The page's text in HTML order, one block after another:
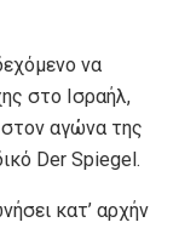
να
στο Ισραήλ,
στον αγώνα της
Der Spiegel.
κατ’ αρχήν